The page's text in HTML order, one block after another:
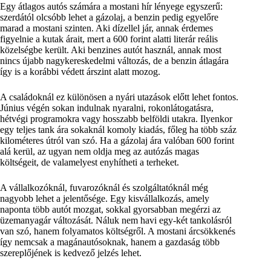
Egy átlagos autós számára a mostani hír lényege egyszerű:
szerdától olcsóbb lehet a gázolaj, a benzin pedig egyelőre
marad a mostani szinten. Aki dízellel jár, annak érdemes
figyelnie a kutak árait, mert a 600 forint alatti literár reális
közelségbe került. Aki benzines autót használ, annak most
nincs újabb nagykereskedelmi változás, de a benzin átlagára
így is a korábbi védett árszint alatt mozog.
A családoknál ez különösen a nyári utazások előtt lehet fontos.
Június végén sokan indulnak nyaralni, rokonlátogatásra,
hétvégi programokra vagy hosszabb belföldi utakra. Ilyenkor
egy teljes tank ára sokaknál komoly kiadás, főleg ha több száz
kilométeres útról van szó. Ha a gázolaj ára valóban 600 forint
alá kerül, az ugyan nem oldja meg az autózás magas
költségeit, de valamelyest enyhítheti a terheket.
A vállalkozóknál, fuvarozóknál és szolgáltatóknál még
nagyobb lehet a jelentősége. Egy kisvállalkozás, amely
naponta több autót mozgat, sokkal gyorsabban megérzi az
üzemanyagár változását. Náluk nem havi egy-két tankolásról
van szó, hanem folyamatos költségről. A mostani árcsökkenés
így nemcsak a magánautósoknak, hanem a gazdaság több
szereplőjének is kedvező jelzés lehet.